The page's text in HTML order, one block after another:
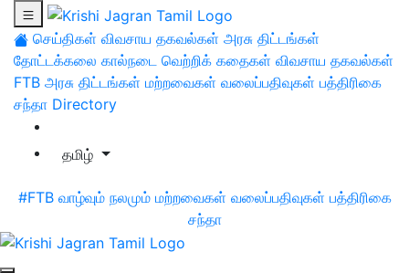
செய்திகள் விவசாய தகவல்கள் அரசு திட்டங்கள்
தோட்டக்கலை கால்நடை வெற்றிக் கதைகள் விவசாய தகவல்கள்
FTB அரசு திட்டங்கள் மற்றவைகள் வலைப்பதிவுகள் பத்திரிகை
சந்தா Directory
தமிழ்
#FTB வாழ்வும் நலமும் மற்றவைகள் வலைப்பதிவுகள் பத்திரிகை
சந்தா